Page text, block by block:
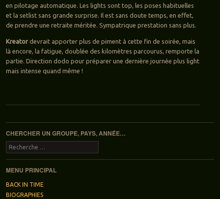
en pilotage automatique. Les lights sont top, les poses habituelles
et la setlist sans grande surprise. Il est sans doute temps, en effet,
de prendre une retraite méritée. Sympatrique prestation sans plus.
Kreatordevrait apporter plus de piment à cette fin de soirée, mais
là encore, la fatigue, doublée des kilomètres parcourus, remporte la
partie. Direction dodo pour préparer une dernière journée plus light
mais intense quand même !
Navigation des articles
CHERCHER UN GROUPE, PAYS, ANNÉE…
Recherche
MENU PRINCIPAL
BACK IN TIME
BIOGRAPHIES